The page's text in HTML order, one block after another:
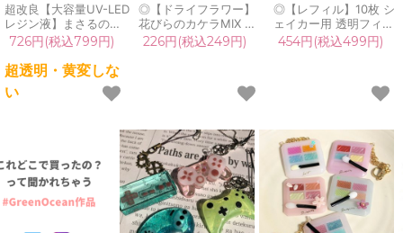
超改良【大容量UV-LED
レジン液】まさるの涙
ver.03 超透明 70g 初心
者 作家 コーティング
ハード 黄変しない 高品
質 クリア 猫 UVレジン
液 安い おすすめ
726円(税込799円)
超透明・黄変しな
い
◎【ドライフラワー】
花びらのカケラMIX レ
ジン封入 レジン用花材
小花 小さい ミックス
入り ネイル 封入パーツ
226円(税込249円)
◎【レフィル】10枚 シ
ェイカー用 透明フィル
ム L判 セット 透明シー
ト カシャカシャ 専用
ャカ レジン クラフト
454円(税込499円)